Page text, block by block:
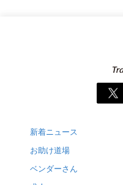
新着ニュース
お助け道場
ベンダーさん